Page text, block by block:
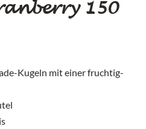
150
Kugeln mit einer fruchtig-